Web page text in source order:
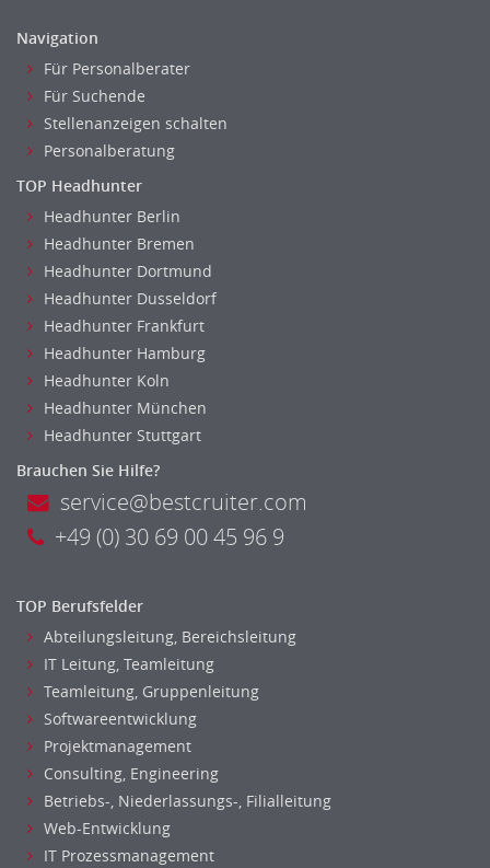
Recruiting, Personalmarketing
Referent
Anwaltschaft
Justiziariat, Rechtsabteilung
Notar-, Justizfachangestellter, Anwaltsfachgehilfe
Notariat
Richter, Justizbeamte
Analyst
Anlageberatung, Vermögensberatung
Asset-/Fonds-Management
Börsenhandel
Banken, Finanzdienstleister und Versicherungen Compliance,
Sicherheit
Banken, Finanzdienstleister und Versicherungen Finanzen
Firmenkundengeschäft
Investment-Banking
Kreditanalyse
Banken, Finanzdienstleister und Versicherungen Leitung,
Privatkundengeschäft
Mathematik, Produkt, Statistik
Versicherung: Sachbearbeitung
Zahlungsverkehr
Berufsschule
Erwachsenenbildung
Erzieher
Kindergarten, KiTa, Vorschule
Versicherungen
Naturwissenschaften & Forschung
Navigation
Für Personalberater
Für Suchende
Stellenanzeigen schalten
Personalberatung
TOP Headhunter
Headhunter Berlin
Headhunter Bremen
Headhunter Dortmund
Headhunter Dusseldorf
Headhunter Frankfurt
Headhunter Hamburg
Headhunter Koln
Headhunter München
Headhunter Stuttgart
Brauchen Sie Hilfe?
service@bestcruiter.com
+49 (0) 30 69 00 45 96 9
TOP Berufsfelder
Abteilungsleitung, Bereichsleitung
IT Leitung, Teamleitung
Teamleitung, Gruppenleitung
Softwareentwicklung
Projektmanagement
Consulting, Engineering
Betriebs-, Niederlassungs-, Filialleitung
Web-Entwicklung
IT Prozessmanagement